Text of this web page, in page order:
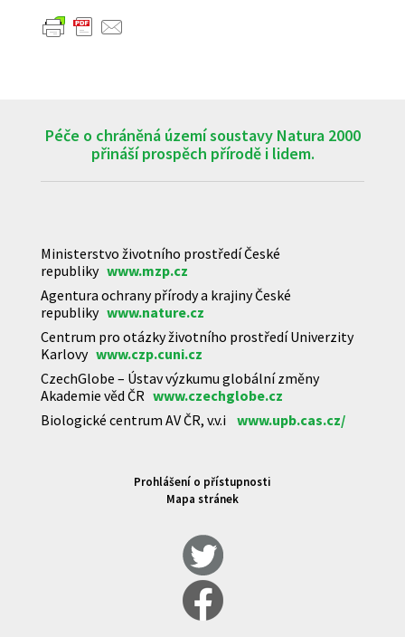
Péče o chráněná území soustavy Natura 2000
přináší prospěch přírodě i lidem.
Ministerstvo životního prostředí České
republiky www.mzp.cz
Agentura ochrany přírody a krajiny České
republiky www.nature.cz
Centrum pro otázky životního prostředí Univerzity
Karlovy www.czp.cuni.cz
CzechGlobe – Ústav výzkumu globální změny
Akademie věd ČR www.czechglobe.cz
Biologické centrum AV ČR, v.v.i www.upb.cas.cz/
Prohlášení o přístupnosti
Mapa stránek